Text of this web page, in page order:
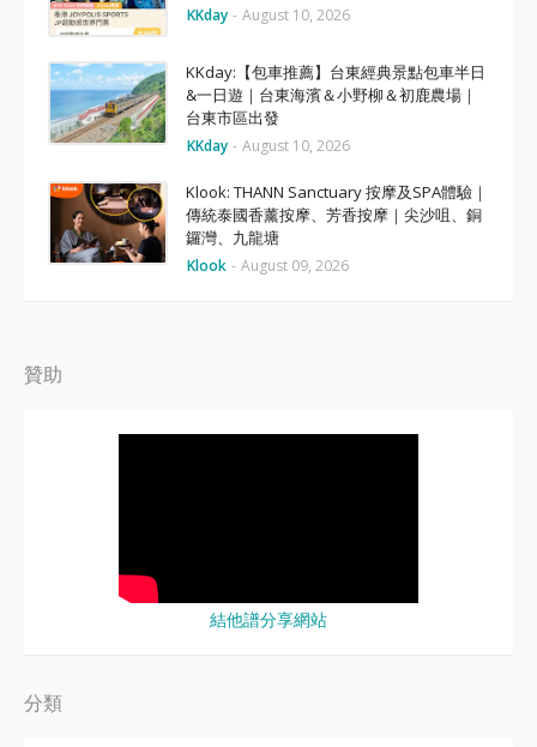
KKday - August 10, 2026
KKday:【包車推薦】台東經典景點包車半日
&一日遊｜台東海濱＆小野柳＆初鹿農場｜
台東市區出發
KKday - August 10, 2026
Klook: THANN Sanctuary 按摩及SPA體驗｜
傳統泰國香薰按摩、芳香按摩｜尖沙咀、銅
鑼灣、九龍塘
Klook - August 09, 2026
贊助
結他譜分享網站
分類